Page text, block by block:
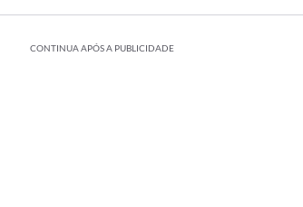
CONTINUA APÓS A PUBLICIDADE